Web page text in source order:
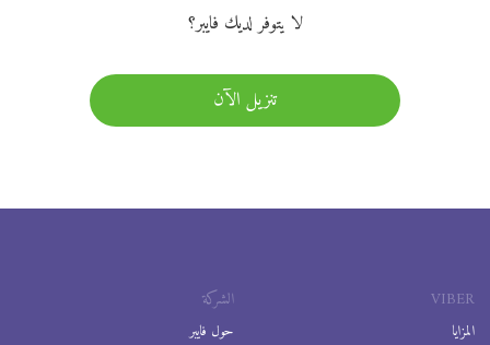
لا يتوفر لديك فايبر؟
تنزيل الآن
VIBER
المزايا
الشركة
حول فايبر